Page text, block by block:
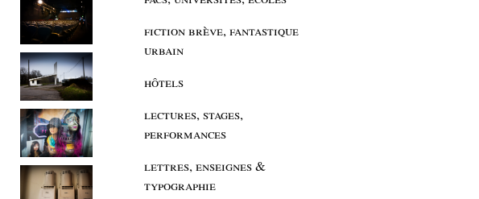
fiction brève, fantastique
urbain
hôtels
lectures, stages,
performances
lettres, enseignes &
typographie